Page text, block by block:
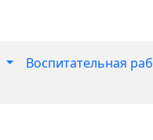
Воспитательная